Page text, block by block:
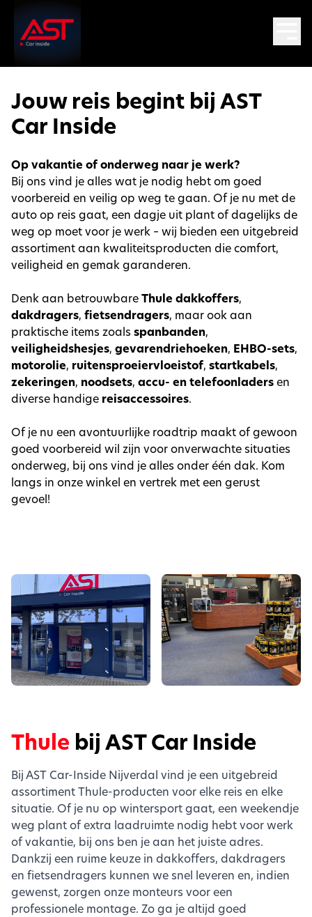
Jouw reis begint bij AST
Car Inside
Op vakantie of onderweg naar je werk?
Bij ons vind je alles wat je nodig hebt om goed
voorbereid en veilig op weg te gaan. Of je nu met de
auto op reis gaat, een dagje uit plant of dagelijks de
weg op moet voor je werk – wij bieden een uitgebreid
assortiment aan kwaliteitsproducten die comfort,
veiligheid en gemak garanderen.
Denk aan betrouwbareThule dakkoffers,
dakdragers, fietsendragers, maar ook aan
praktische items zoals spanbanden,
veiligheidshesjes, gevarendriehoeken, EHBO-sets,
motorolie, ruitensproeiervloeistof, startkabels,
zekeringen, noodsets, accu- en telefoonladersen
diverse handige reisaccessoires.
Of je nu een avontuurlijke roadtrip maakt of gewoon
goed voorbereid wil zijn voor onverwachte situaties
onderweg, bij ons vind je alles onder één dak. Kom
langs in onze winkel en vertrek met een gerust
gevoel!
Thule bij AST Car Inside
Bij AST Car-Inside Nijverdal vind je een uitgebreid
assortiment Thule-producten voor elke reis en elke
situatie. Of je nu op wintersport gaat, een weekendje
weg plant of extra laadruimte nodig hebt voor werk
of vakantie, bij ons ben je aan het juiste adres.
Dankzij een ruime keuze in dakkoffers, dakdragers
en fietsendragers kunnen we snel leveren en, indien
gewenst, zorgen onze monteurs voor een
professionele montage. Zo ga je altijd goed